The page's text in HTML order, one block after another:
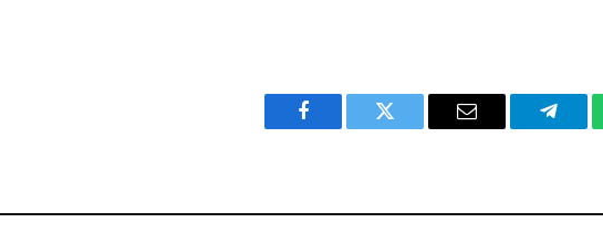
Facebook Twitter Email